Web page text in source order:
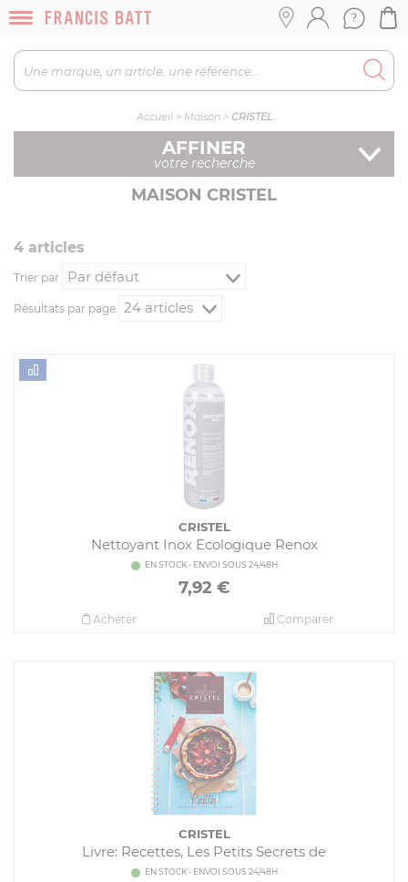
Accueil> Maison> CRISTEL
AFFINER
votre recherche
MAISON CRISTEL
4 articles
Trier par
Résultats par page
CRISTEL
Nettoyant Inox Ecologique Renox
EN STOCK - ENVOI SOUS 24/48H
7,92 €
Comparer
Acheter
CRISTEL
Livre: Recettes, Les Petits Secrets de
EN STOCK - ENVOI SOUS 24/48H